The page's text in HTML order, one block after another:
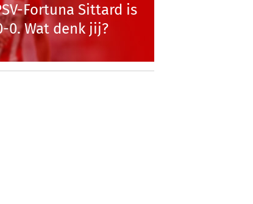
Fortuna Sittard is
0. Wat denk jij?